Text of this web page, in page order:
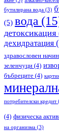
бутилирана вода (3)
(5) вода
детоксикация
дехидратация
здравословен
зеленчуци (4)
бъбреците (4)
потребителски кредит
(4) физическа
на организма (3)